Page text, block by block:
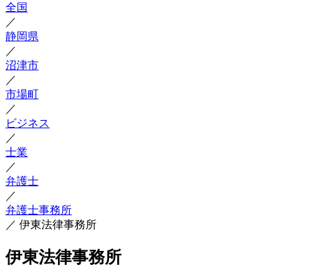
全国
／
静岡県
／
沼津市
／
市場町
／
ビジネス
／
士業
／
弁護士
／
弁護士事務所
／ 伊東法律事務所
伊東法律事務所